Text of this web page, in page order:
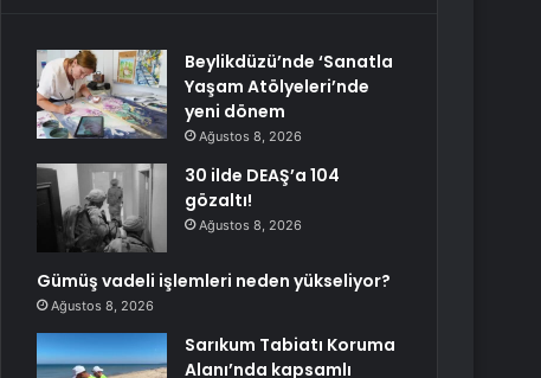
Beylikdüzü’nde ‘Sanatla
Yaşam Atölyeleri’nde
yeni dönem
Ağustos 8, 2026
30 ilde DEAŞ’a 104
gözaltı!
Ağustos 8, 2026
Gümüş vadeli işlemleri neden yükseliyor?
Ağustos 8, 2026
Sarıkum Tabiatı Koruma
Alanı’nda kapsamlı